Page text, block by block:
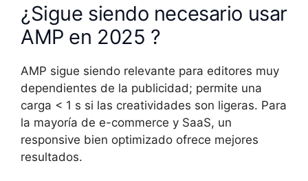
¿Sigue siendo necesario usar
AMP en 2025 ?
AMP sigue siendo relevante para editores muy
dependientes de la publicidad; permite una
carga < 1 s si las creatividades son ligeras. Para
la mayoría de e-commerce y SaaS, un
responsive bien optimizado ofrece mejores
resultados.